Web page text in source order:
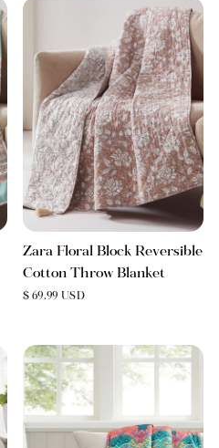
Zara Floral Block Reversible
Cotton Throw Blanket
$ 69.99 USD